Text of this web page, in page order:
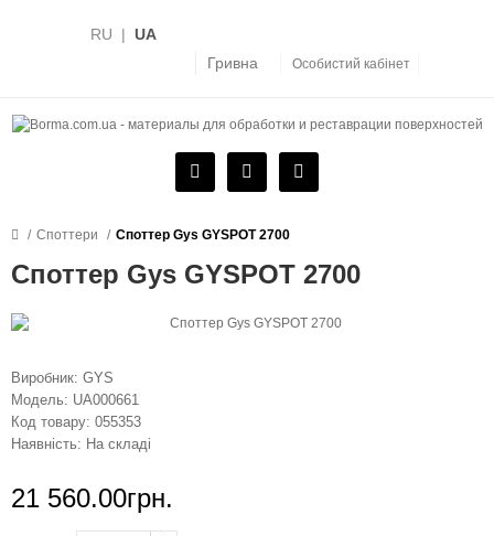
RU | UA
Гривна
Особистий кабінет
Споттери Споттер Gys GYSPOT 2700
Споттер Gys GYSPOT 2700
Виробник: GYS
Модель: UA000661
Код товару: 055353
Наявність: На складі
21 560.00грн.